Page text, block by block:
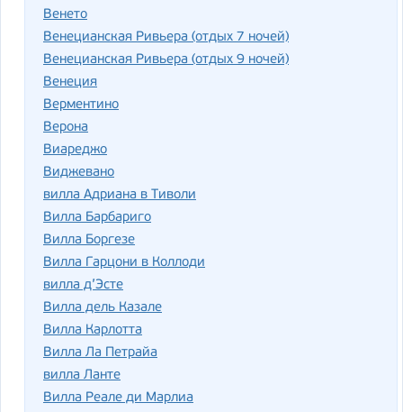
Венето
Венецианская Ривьера (отдых 7 ночей)
Венецианская Ривьера (отдых 9 ночей)
Венеция
Верментино
Верона
Виареджо
Виджевано
вилла Адриана в Тиволи
Вилла Барбариго
Вилла Боргезе
Вилла Гарцони в Коллоди
вилла д’Эсте
Вилла дель Казале
Вилла Карлотта
Вилла Ла Петрайа
вилла Ланте
Вилла Реале ди Марлиа